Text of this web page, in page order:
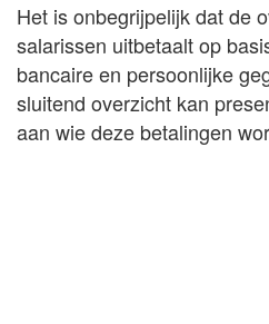
Het is onbegrijpelijk dat de
salarissen uitbetaalt op
bancaire en persoonlijke
sluitend overzicht kan
aan wie deze betalingen